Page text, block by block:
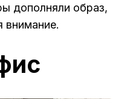
дополняли образ,
внимание.